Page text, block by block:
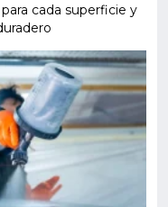
cada superficie y